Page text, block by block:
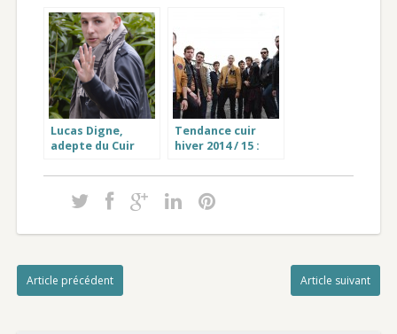
et Femme :
Nouvelles
collections !
Lucas Digne,
adepte du Cuir
Tendance cuir
hiver 2014 / 15 :
blouson ou
manteau
Article précédent Article suivant